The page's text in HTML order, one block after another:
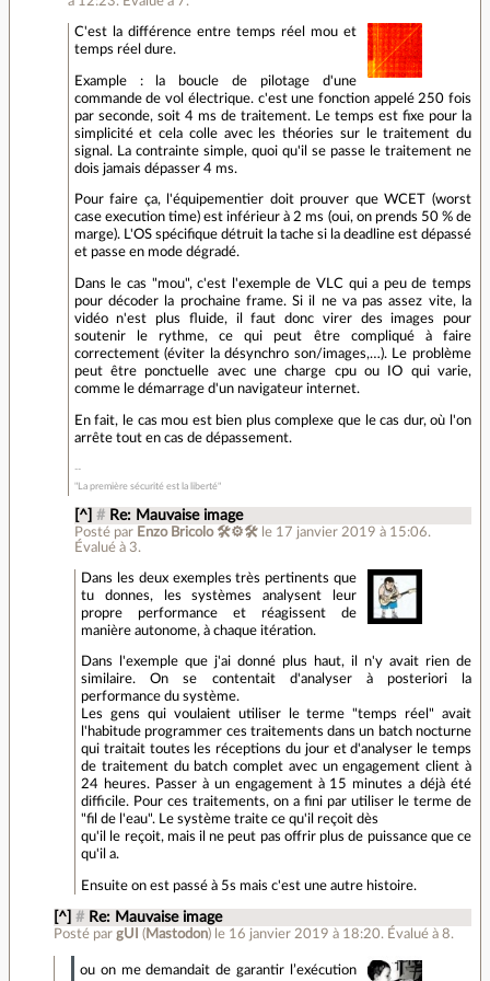
C'est la différence entre temps réel mou et
temps réel dure.
Example : la boucle de pilotage d'une
commande de vol électrique. c'est une fonction appelé 250 fois
par seconde, soit 4 ms de traitement. Le temps est fixe pour la
simplicité et cela colle avec les théories sur le traitement du
signal. La contrainte simple, quoi qu'il se passe le traitement ne
dois jamais dépasser 4 ms.
Pour faire ça, l'équipementier doit prouver que WCET (worst
case execution time) est inférieur à 2 ms (oui, on prends 50 % de
marge). L'OS spécifique détruit la tache si la deadline est dépassé
et passe en mode dégradé.
Dans le cas "mou", c'est l'exemple de VLC qui a peu de temps
pour décoder la prochaine frame. Si il ne va pas assez vite, la
vidéo n'est plus fluide, il faut donc virer des images pour
soutenir le rythme, ce qui peut être compliqué à faire
correctement (éviter la désynchro son/images,…). Le problème
peut être ponctuelle avec une charge cpu ou IO qui varie,
comme le démarrage d'un navigateur internet.
En fait, le cas mou est bien plus complexe que le cas dur, où l'on
arrête tout en cas de dépassement.
"La première sécurité est la liberté"
[^] # Re: Mauvaise image
Posté par Enzo Bricolo 🛠⚙🛠 le 17 janvier 2019 à 15:06.
Évalué à 3.
Dans les deux exemples très pertinents que
tu donnes, les systèmes analysent leur
propre performance et réagissent de
manière autonome, à chaque itération.
Dans l'exemple que j'ai donné plus haut, il n'y avait rien de
similaire. On se contentait d'analyser à posteriori la
performance du système.
Les gens qui voulaient utiliser le terme "temps réel" avait
l'habitude programmer ces traitements dans un batch nocturne
qui traitait toutes les réceptions du jour et d'analyser le temps
de traitement du batch complet avec un engagement client à
24 heures. Passer à un engagement à 15 minutes a déjà été
difficile. Pour ces traitements, on a fini par utiliser le terme de
"fil de l'eau". Le système traite ce qu'il reçoit dès
qu'il le reçoit, mais il ne peut pas offrir plus de puissance que ce
qu'il a.
Ensuite on est passé à 5s mais c'est une autre histoire.
[^] # Re: Mauvaise image
Posté par gUI (Mastodon) le 16 janvier 2019 à 18:20. Évalué à 8.
ou on me demandait de garantir l’exécution